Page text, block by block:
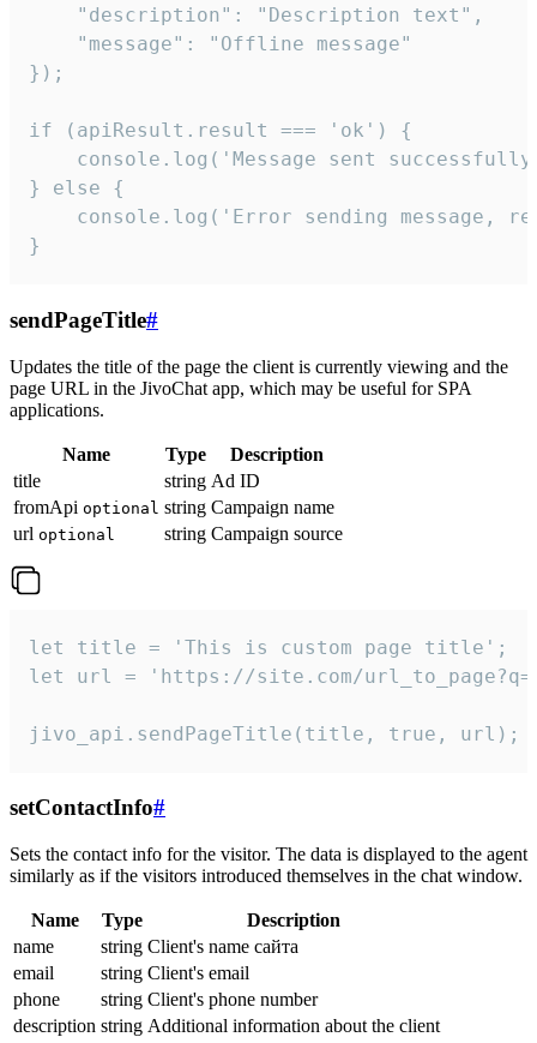
    "description": "Description text",
    "message": "Offline message"
});
if (apiResult.result === 'ok') {
console.log('Message sent
} else {
console.log('Error sending message,
}
sendPageTitle#
Updates the title of the page the client is currently viewing and the
page URL in the JivoChat app, which may be useful for SPA
applications.
Name Type
Description
title
string Ad ID
fromApi optional string Campaign name
url optional string Campaign source
let title = 'This is custom page title';
let url = 'https://site.com/
jivo_api.sendPageTitle(title, true, url);
setContactInfo#
Sets the contact info for the visitor. The data is displayed to the agent
similarly as if the visitors introduced themselves in the chat window.
Name Type
Description
name
string Client's name сайта
email
string Client's email
phone
string Client's phone number
description string Additional information about the client